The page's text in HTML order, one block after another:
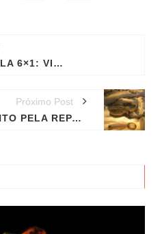
FIM DA ESCALA 6×1: VIÁVEL PARA A ECONOMIA, URGENTE PARA A SOCIEDADE
Próximo Post
MOVIMENTO PELA REPARAÇÃO HISTÓRICA DA ESCRAVIDÃO GANHA FORÇA NO BRASIL E NO MUNDO